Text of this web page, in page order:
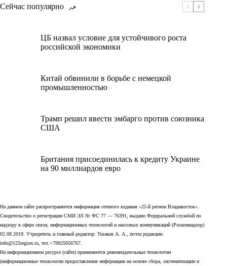
Сейчас популярно
ЦБ назвал условие для устойчивого роста
российской экономики
Китай обвинили в борьбе с немецкой
промышленностью
Трамп решил ввести эмбарго против союзника
США
Британия присоединилась к кредиту Украине
на 90 миллиардов евро
На данном сайте распространяется информация сетевого издания «25-й регион Владивосток».
Свидетельство о регистрации СМИ ЭЛ № ФС 77 — 76391, выдано Федеральной службой по
надзору в сфере связи, информационных технологий и массовых коммуникаций (Роскомнадзор)
02.08.2019. Учредитель и главный редактор: Ушаков А. А., почта редакции:
info@125region.ru, тел.+79025056767.
На информационном ресурсе (сайте) применяются рекомендательные технологии
(информационные технологии предоставления информации на основе сбора, систематизации и